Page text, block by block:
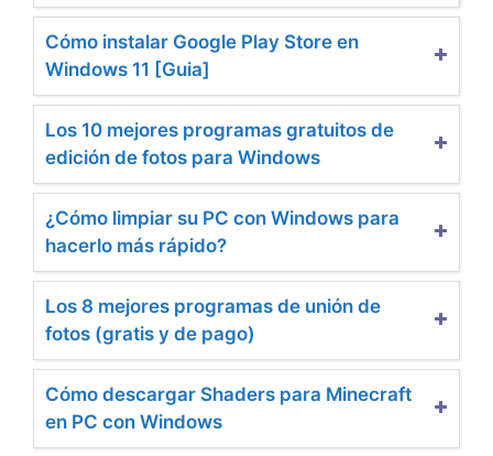
Cómo instalar Google Play Store en
Windows 11 [Guia]
Los 10 mejores programas gratuitos de
edición de fotos para Windows
¿Cómo limpiar su PC con Windows para
hacerlo más rápido?
Los 8 mejores programas de unión de
fotos (gratis y de pago)
Cómo descargar Shaders para Minecraft
en PC con Windows